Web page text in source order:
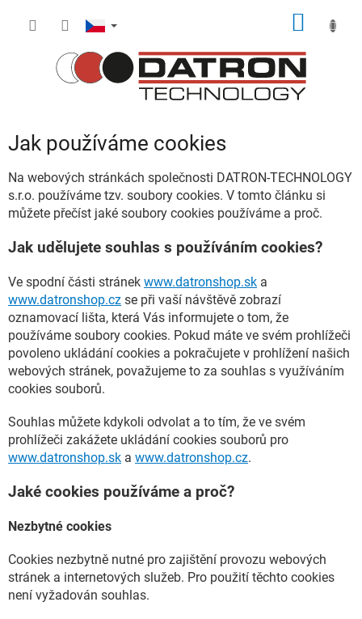
Jak používáme cookies
Na webových stránkách společnosti DATRON-TECHNOLOGY
s.r.o. používáme tzv. soubory cookies. V tomto článku si
můžete přečíst jaké soubory cookies používáme a proč.
Jak udělujete souhlas s používáním cookies?
Ve spodní části stránek www.datronshop.sk a
www.datronshop.cz se při vaší návštěvě zobrazí
oznamovací lišta, která Vás informujete o tom, že
používáme soubory cookies. Pokud máte ve svém prohlížeči
povoleno ukládání cookies a pokračujete v prohlížení našich
webových stránek, považujeme to za souhlas s využíváním
cookies souborů.
Souhlas můžete kdykoli odvolat a to tím, že ve svém
prohlížeči zakážete ukládání cookies souborů pro
www.datronshop.sk a www.datronshop.cz.
Jaké cookies používáme a proč?
Nezbytné cookies
Cookies nezbytně nutné pro zajištění provozu webových
stránek a internetových služeb. Pro použití těchto cookies
není vyžadován souhlas.